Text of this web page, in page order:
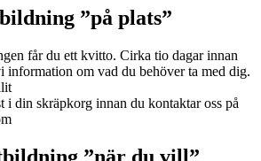
”på plats”
får du ett kvitto. Cirka tio dagar innan
information om vad du behöver ta med dig.
i din skräpkorg innan du kontaktar oss på